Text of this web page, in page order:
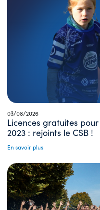
03/08/2026
Licences gratuites
2023 : rejoints le CSB !
En savoir plus